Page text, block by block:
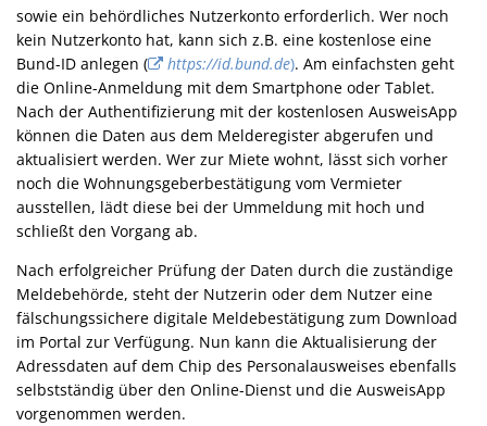
sowie ein behördliches Nutzerkonto erforderlich. Wer noch
kein Nutzerkonto hat, kann sich z.B. eine kostenlose eine
Bund-ID anlegen (
https://id.bund.de). Am einfachsten geht
die Online-Anmeldung mit dem Smartphone oder Tablet.
Nach der Authentifizierung mit der kostenlosen AusweisApp
können die Daten aus dem Melderegister abgerufen und
aktualisiert werden. Wer zur Miete wohnt, lässt sich vorher
noch die Wohnungsgeberbestätigung vom Vermieter
ausstellen, lädt diese bei der Ummeldung mit hoch und
schließt den Vorgang ab.
Nach erfolgreicher Prüfung der Daten durch die zuständige
Meldebehörde, steht der Nutzerin oder dem Nutzer eine
fälschungssichere digitale Meldebestätigung zum Download
im Portal zur Verfügung. Nun kann die Aktualisierung der
Adressdaten auf dem Chip des Personalausweises ebenfalls
selbstständig über den Online-Dienst und die AusweisApp
vorgenommen werden.